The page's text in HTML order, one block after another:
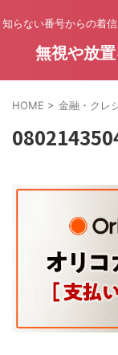
知らない番号からの着
無視や放
HOME > 金融・クレ